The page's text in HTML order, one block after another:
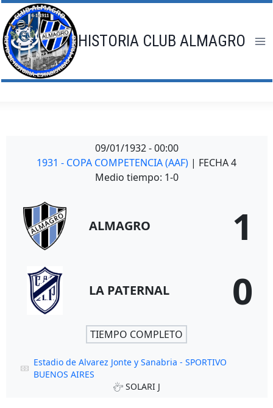
Saltar
al
contenido
HISTORIA CLUB ALMAGRO
09/01/1932 - 00:00
1931 - COPA COMPETENCIA (AAF) | FECHA 4
Medio tiempo: 1-0
ALMAGRO 1
LA PATERNAL 0
TIEMPO COMPLETO
Estadio de Alvarez Jonte y Sanabria - SPORTIVO
BUENOS AIRES
SOLARI J